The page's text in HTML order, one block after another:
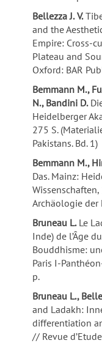
Bellezza J. V.
and the
Empire: Cross-
Plateau and
Oxford: BAR
Bemmann M.,
N., Bandini D.
Heidelberger
275 S.
Pakistans. Bd. 1)
Bemmann M.,
Das. Mainz:
Archäologie der
Bruneau L.Le
Inde) de l’Âge
Bouddhisme:
Paris I-
p.
Bruneau L.,
and Ladakh:
differentiation
// Revue